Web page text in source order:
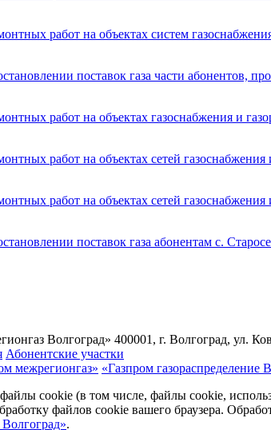
работ на объектах систем
поставок газа части абонентов,
работ на объектах газоснабжения и
работ на объектах сетей газоснабжения
работ на объектах сетей газоснабжения
поставок газа абонентам с.
Волгоград» 400001, г. Волгоград, ул.
Абонентские участки
межрегионгаз» «Газпром газораспределение
cookie (в том числе, файлы cookie,
файлов cookie вашего браузера.
.